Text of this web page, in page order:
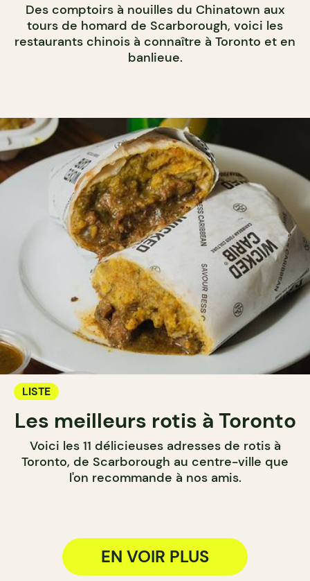
Des comptoirs à nouilles du Chinatown aux
tours de homard de Scarborough, voici les
restaurants chinois à connaître à Toronto et en
banlieue.
LISTE
Les meilleurs rotis à Toronto
Voici les 11 délicieuses adresses de rotis à
Toronto, de Scarborough au centre-ville que
l'on recommande à nos amis.
EN VOIR PLUS